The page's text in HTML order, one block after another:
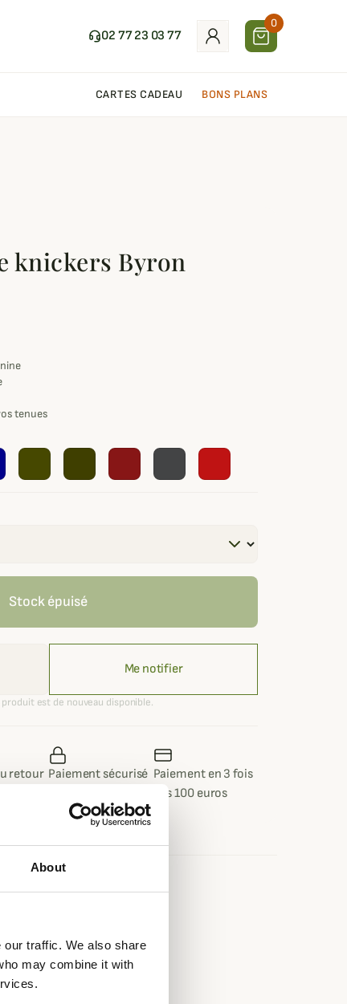
About
traffic. We also share
may combine it with
02 77 23 03 77
0
CARTES CADEAU BONS PLANS
knickers Byron
tenues
Stock épuisé
Me notifier
est de nouveau disponible.
retour Paiement sécurisé Paiement en 3 fois
dès 100 euros